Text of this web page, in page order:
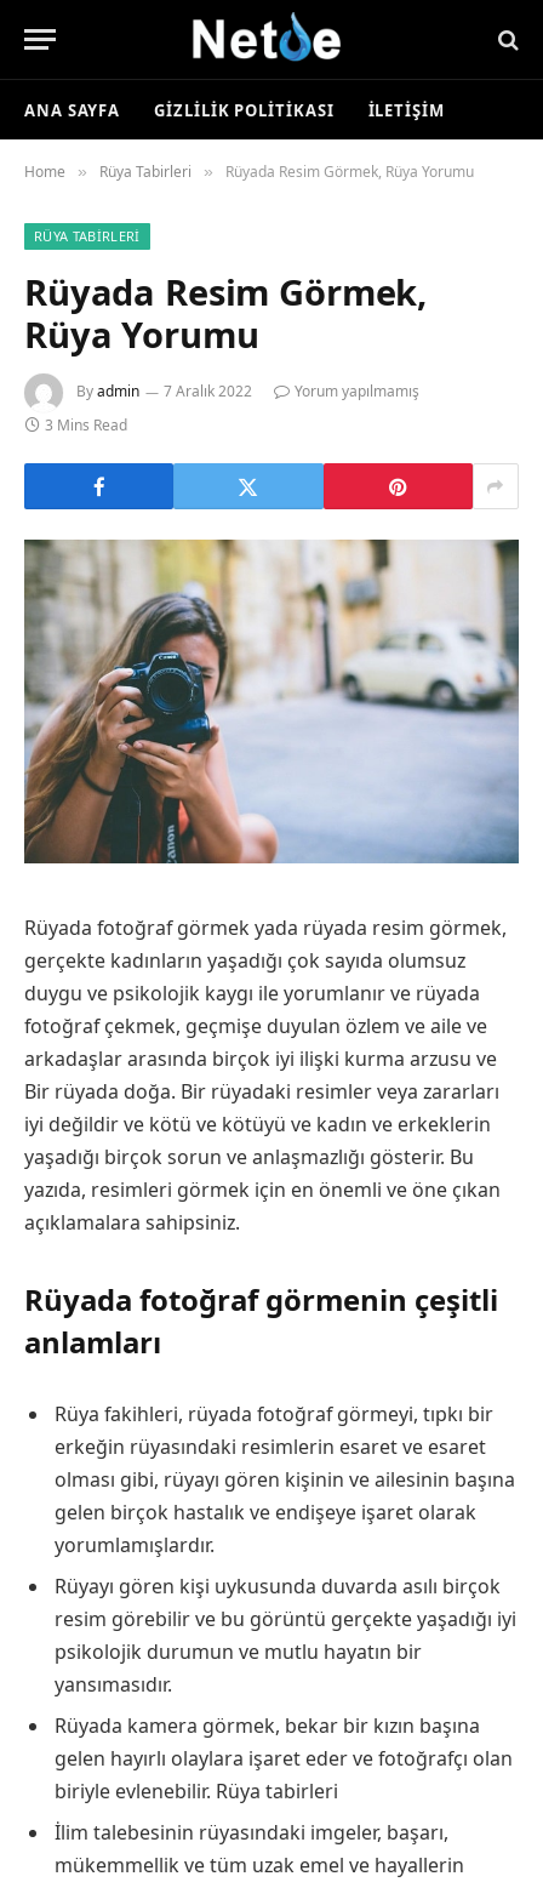
ANA SAYFA GIZLILIK POLITIKASI İLETIŞIM
Home » Rüya Tabirleri » Rüyada Resim Görmek, Rüya Yorumu
RÜYA TABIRLERI
Rüyada Resim Görmek,
Rüya Yorumu
Byadmin 7 Aralık 2022
Yorum yapılmamış
3 Mins Read
Rüyada fotoğraf görmek yada rüyada resim görmek,
gerçekte kadınların yaşadığı çok sayıda olumsuz
duygu ve psikolojik kaygı ile yorumlanır ve rüyada
fotoğraf çekmek, geçmişe duyulan özlem ve aile ve
arkadaşlar arasında birçok iyi ilişki kurma arzusu ve
Bir rüyada doğa. Bir rüyadaki resimler veya zararları
iyi değildir ve kötü ve kötüyü ve kadın ve erkeklerin
yaşadığı birçok sorun ve anlaşmazlığı gösterir. Bu
yazıda, resimleri görmek için en önemli ve öne çıkan
açıklamalara sahipsiniz.
Rüyada fotoğraf görmenin çeşitli
anlamları
Rüya fakihleri, rüyada fotoğraf görmeyi, tıpkı bir
erkeğin rüyasındaki resimlerin esaret ve esaret
olması gibi, rüyayı gören kişinin ve ailesinin başına
gelen birçok hastalık ve endişeye işaret olarak
yorumlamışlardır.
Rüyayı gören kişi uykusunda duvarda asılı birçok
resim görebilir ve bu görüntü gerçekte yaşadığı iyi
psikolojik durumun ve mutlu hayatın bir
yansımasıdır.
Rüyada kamera görmek, bekar bir kızın başına
gelen hayırlı olaylara işaret eder ve fotoğrafçı olan
biriyle evlenebilir. Rüya tabirleri
İlim talebesinin rüyasındaki imgeler, başarı,
mükemmellik ve tüm uzak emel ve hayallerin